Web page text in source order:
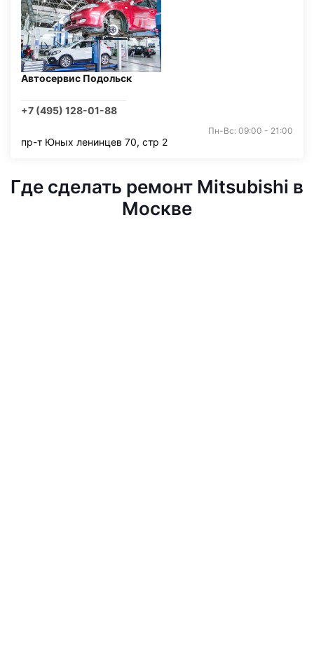
Автосервис Подольск
+7 (495) 128-01-88
Пн-Вс: 09:00 - 21:00
пр-т Юных ленинцев 70, стр 2
Где сделать ремонт Mitsubishi в
Москве